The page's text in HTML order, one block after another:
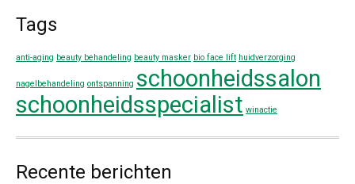
Tags
anti-aging beauty behandeling beauty masker bio face lift huidverzorging
nagelbehandeling ontspanning schoonheidssalon
schoonheidsspecialist winactie
Recente berichten